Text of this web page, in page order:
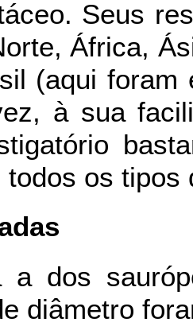
Seus
África,
(aqui
à sua
os tipos
a dos
diâmetro